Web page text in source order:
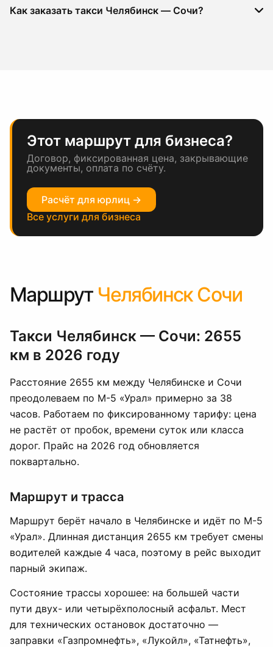
Как заказать такси Челябинск — Сочи?
Этот маршрут для бизнеса?
Договор, фиксированная цена, закрывающие
документы, оплата по счёту.
Расчёт для юрлиц →
Все услуги для бизнеса
Маршрут Челябинск Сочи
Такси Челябинск — Сочи: 2655
км в 2026 году
Расстояние 2655 км между Челябинске и Сочи
преодолеваем по М-5 «Урал» примерно за 38
часов. Работаем по фиксированному тарифу: цена
не растёт от пробок, времени суток или класса
дорог. Прайс на 2026 год обновляется
поквартально.
Маршрут и трасса
Маршрут берёт начало в Челябинске и идёт по М-5
«Урал». Длинная дистанция 2655 км требует смены
водителей каждые 4 часа, поэтому в рейс выходит
парный экипаж.
Состояние трассы хорошее: на большей части
пути двух- или четырёхполосный асфальт. Мест
для технических остановок достаточно —
заправки «Газпромнефть», «Лукойл», «Татнефть»,